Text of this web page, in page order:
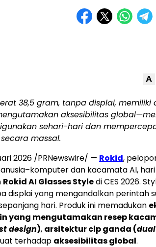
A
38,5 gram, tanpa displai, memiliki
aksesibilitas
sehari-hari dan
massal.
2026 /PRNewswire/ — Rokid,
dan kacamata AI, hari
Rokid AI Glasses Styledi CES 2026.
displai yang mengandalkan perintah
hari. Produk ini memadukan
yang mengutamakan resep
design), arsitektur cip ganda (
terhadap aksesibilitas global.